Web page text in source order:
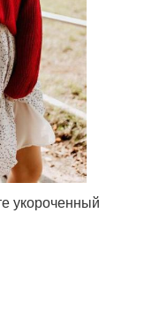
укороченный